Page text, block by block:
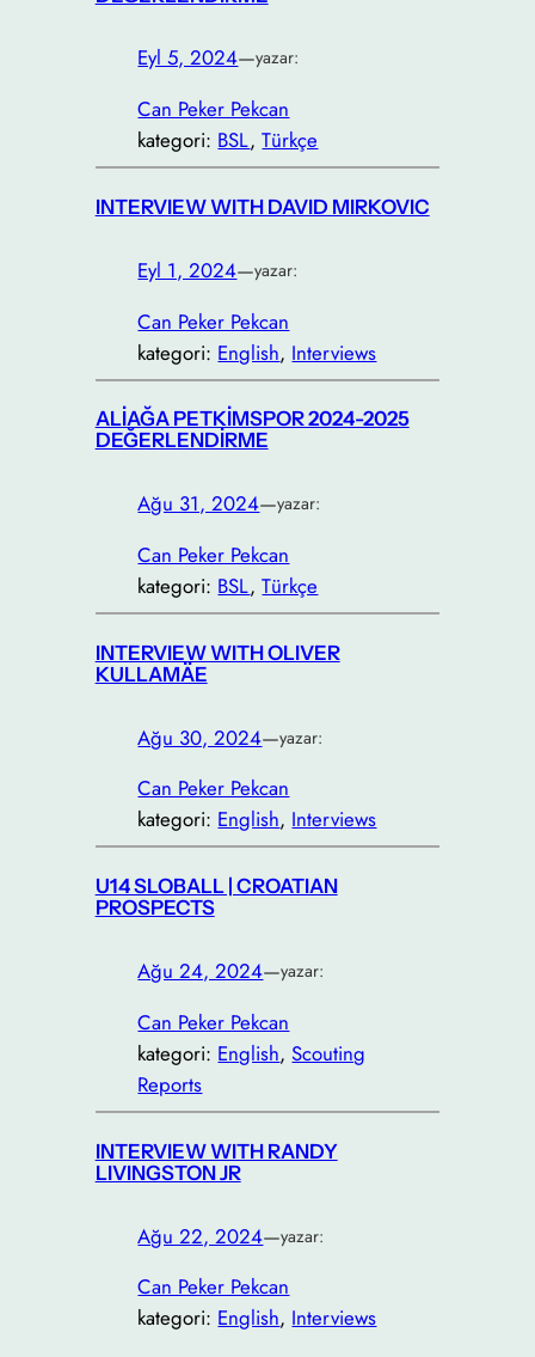
Eyl 5, 2024—yazar:
Can Peker Pekcan
kategori: BSL, Türkçe
INTERVIEW WITH DAVID MIRKOVIC
Eyl 1, 2024—yazar:
Can Peker Pekcan
kategori: English, Interviews
ALİAĞA PETKİMSPOR 2024-2025
DEĞERLENDİRME
Ağu 31, 2024—yazar:
Can Peker Pekcan
kategori: BSL, Türkçe
INTERVIEW WITH OLIVER
KULLAMÄE
Ağu 30, 2024—yazar:
Can Peker Pekcan
kategori: English, Interviews
U14 SLOBALL | CROATIAN
PROSPECTS
Ağu 24, 2024—yazar:
Can Peker Pekcan
kategori: English, Scouting
Reports
INTERVIEW WITH RANDY
LIVINGSTON JR
Ağu 22, 2024—yazar:
Can Peker Pekcan
kategori: English, Interviews